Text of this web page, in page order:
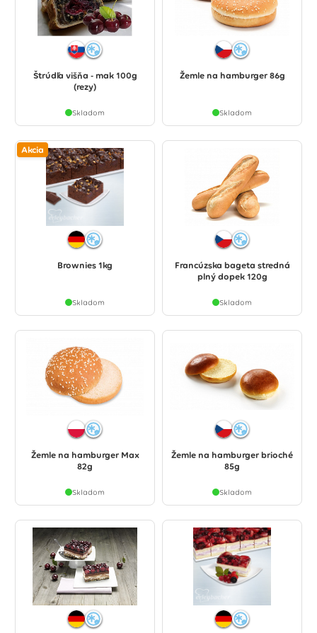
Štrúdľa višňa - mak 100g
(rezy)
Skladom
Žemle na hamburger 86g
Skladom
Akcia
Brownies 1kg
Skladom
Francúzska bageta stredná
plný dopek 120g
Skladom
Žemle na hamburger Max
82g
Skladom
Žemle na hamburger brioché
85g
Skladom